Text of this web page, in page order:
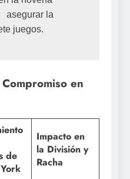
asegurar la
en
de
Impacto en
la División y
Racha